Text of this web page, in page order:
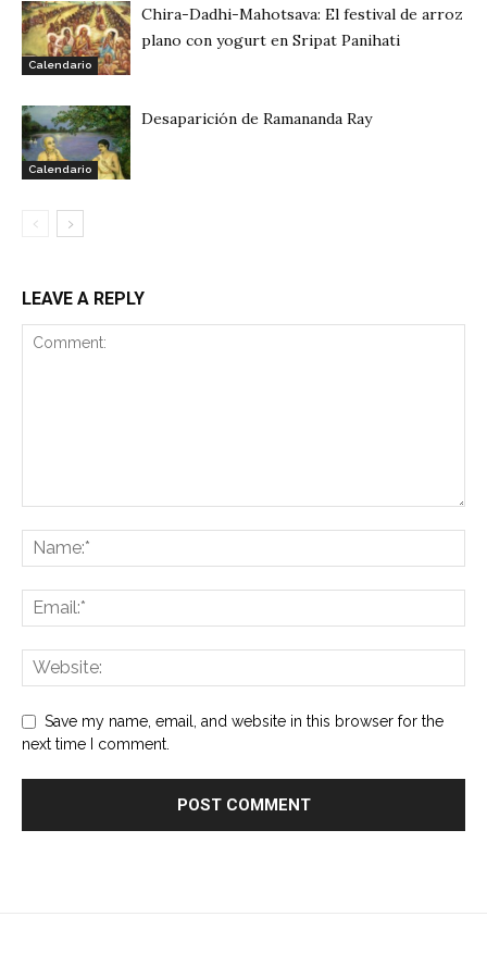
Calendario
Chira-Dadhi-Mahotsava: El festival de arroz
plano con yogurt en Sripat Panihati
Calendario
Desaparición de Ramananda Ray
LEAVE A REPLY
Save my name, email, and website in this browser for the
next time I comment.